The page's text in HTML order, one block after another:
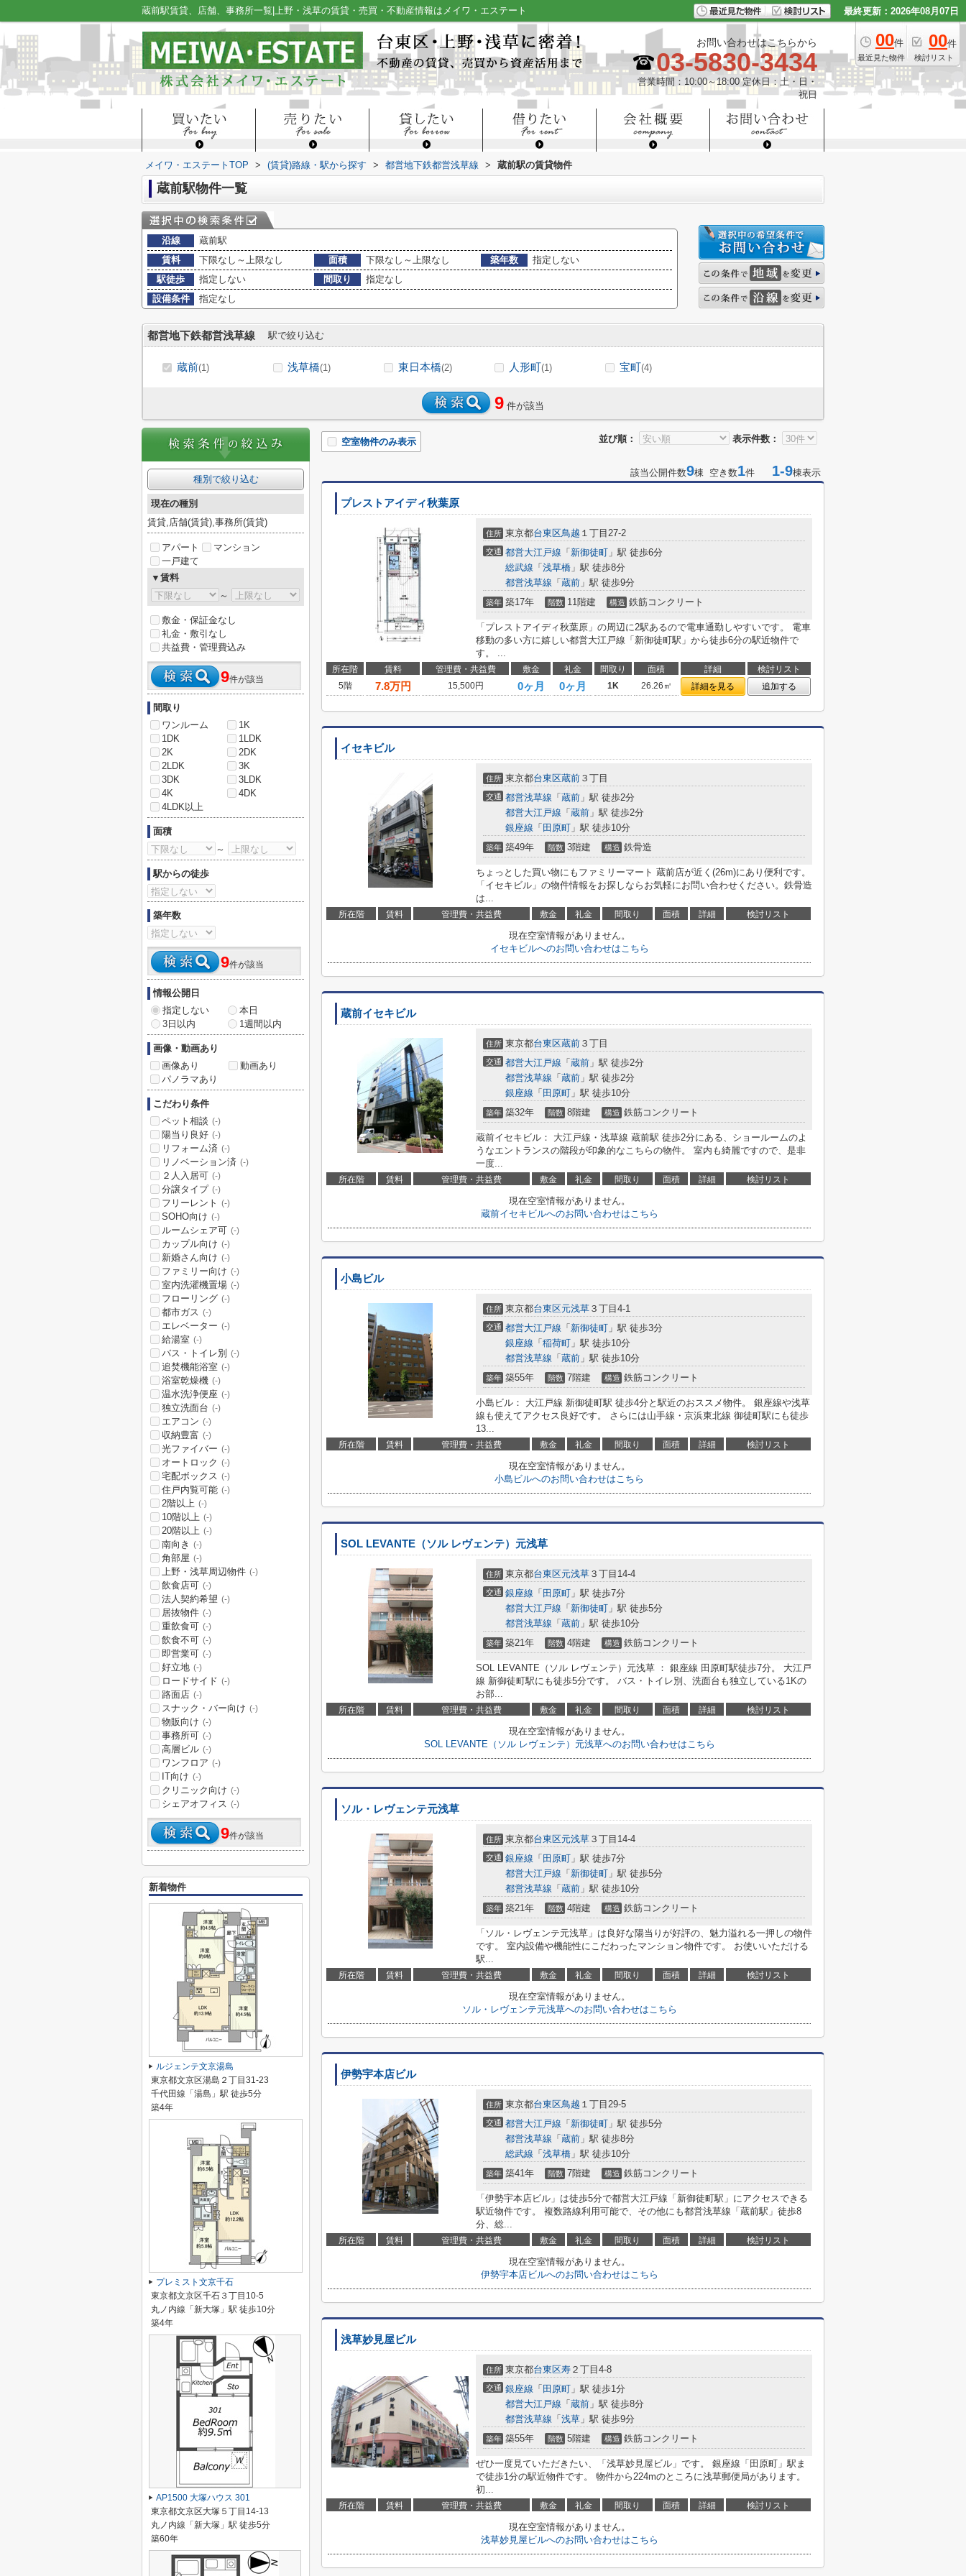
蔵前駅賃貸、店舗、事務所一覧|上野・浅草の賃貸・売買・不動産情報はメイワ・エステート 最終更新：2026年08月07日
00件
最近見た物件
00件
検討リスト
お問い合わせはこちらから
03-5830-3434
営業時間：10:00～18:00 定休日：土・日・
祝日
メイワ・エステートTOP > (賃貸)路線・駅から探す > 都営地下鉄都営浅草線 > 蔵前駅の賃貸物件
蔵前駅物件一覧
沿線
蔵前駅
賃料
下限なし～上限なし 面積 下限なし～上限なし 築年数
指定しない
駅徒歩
指定しない 間取り
指定なし
設備条件
指定なし
都営地下鉄都営浅草線 駅で絞り込む
蔵前(1) 浅草橋(1) 東日本橋(2) 人形町(1) 宝町(4)
9 件が該当
並び順： 表示件数：
空室物件のみ表示
該当公開件数9棟 空き数1件 1-9棟表示
プレストアイディ秋葉原
住所 東京都台東区鳥越 １丁目27-2
交通 都営大江戸線 「 新御徒町 」駅 徒歩6分
総武線 「 浅草橋 」駅 徒歩8分
都営浅草線 「 蔵前 」駅 徒歩9分
築年 築17年 階数 11階建 構造 鉄筋コンクリート
「プレストアイディ秋葉原」の周辺に2駅あるので電車通勤しやすいです。 電車
移動の多い方に嬉しい都営大江戸線「新御徒町駅」から徒歩6分の駅近物件で
す。 ...
所在階 賃料 管理費・共益費 敷金 礼金 間取り 面積 詳細
検討リスト
5階
7.8万円 15,500円 0ヶ月 0ヶ月 1K 26.26㎡ 詳細を見る 追加する
イセキビル
住所 東京都台東区蔵前 ３丁目
交通 都営浅草線 「 蔵前 」駅 徒歩2分
都営大江戸線 「 蔵前 」駅 徒歩2分
銀座線 「 田原町 」駅 徒歩10分
築年 築49年 階数 3階建 構造 鉄骨造
ちょっとした買い物にもファミリーマート 蔵前店が近く(26m)にあり便利です。
「イセキビル」の物件情報をお探しならお気軽にお問い合わせください。鉄骨造
は...
所在階 賃料 管理費・共益費 敷金 礼金 間取り 面積 詳細 検討リスト
現在空室情報がありません。
イセキビルへのお問い合わせはこちら
蔵前イセキビル
住所 東京都台東区蔵前 ３丁目
交通 都営大江戸線 「 蔵前 」駅 徒歩2分
都営浅草線 「 蔵前 」駅 徒歩2分
銀座線 「 田原町 」駅 徒歩10分
築年 築32年 階数 8階建 構造 鉄筋コンクリート
蔵前イセキビル： 大江戸線・浅草線 蔵前駅 徒歩2分にある、ショールームのよ
うなエントランスの階段が印象的なこちらの物件。 室内も綺麗ですので、是非
一度...
所在階 賃料 管理費・共益費 敷金 礼金 間取り 面積 詳細 検討リスト
現在空室情報がありません。
蔵前イセキビルへのお問い合わせはこちら
小島ビル
住所 東京都台東区元浅草 ３丁目4-1
交通 都営大江戸線 「 新御徒町 」駅 徒歩3分
銀座線 「 稲荷町 」駅 徒歩10分
都営浅草線 「 蔵前 」駅 徒歩10分
築年 築55年 階数 7階建 構造 鉄筋コンクリート
小島ビル： 大江戸線 新御徒町駅 徒歩4分と駅近のおススメ物件。 銀座線や浅草
線も使えてアクセス良好です。 さらには山手線・京浜東北線 御徒町駅にも徒歩
13...
所在階 賃料 管理費・共益費 敷金 礼金 間取り 面積 詳細 検討リスト
現在空室情報がありません。
小島ビルへのお問い合わせはこちら
SOL LEVANTE（ソル レヴェンテ）元浅草
住所 東京都台東区元浅草 ３丁目14-4
交通 銀座線 「 田原町 」駅 徒歩7分
都営大江戸線 「 新御徒町 」駅 徒歩5分
都営浅草線 「 蔵前 」駅 徒歩10分
築年 築21年 階数 4階建 構造 鉄筋コンクリート
SOL LEVANTE（ソル レヴェンテ）元浅草 ： 銀座線 田原町駅徒歩7分。 大江戸
線 新御徒町駅にも徒歩5分です。 バス・トイレ別、洗面台も独立している1Kの
お部...
所在階 賃料 管理費・共益費 敷金 礼金 間取り 面積 詳細 検討リスト
現在空室情報がありません。
SOL LEVANTE（ソル レヴェンテ）元浅草へのお問い合わせはこちら
ソル・レヴェンテ元浅草
住所 東京都台東区元浅草 ３丁目14-4
交通 銀座線 「 田原町 」駅 徒歩7分
都営大江戸線 「 新御徒町 」駅 徒歩5分
都営浅草線 「 蔵前 」駅 徒歩10分
築年 築21年 階数 4階建 構造 鉄筋コンクリート
「ソル・レヴェンテ元浅草」は良好な陽当りが好評の、魅力溢れる一押しの物件
です。 室内設備や機能性にこだわったマンション物件です。 お使いいただける
駅...
所在階 賃料 管理費・共益費 敷金 礼金 間取り 面積 詳細 検討リスト
現在空室情報がありません。
ソル・レヴェンテ元浅草へのお問い合わせはこちら
伊勢宇本店ビル
住所 東京都台東区鳥越 １丁目29-5
交通 都営大江戸線 「 新御徒町 」駅 徒歩5分
都営浅草線 「 蔵前 」駅 徒歩8分
総武線 「 浅草橋 」駅 徒歩10分
築年 築41年 階数 7階建 構造 鉄筋コンクリート
「伊勢宇本店ビル」は徒歩5分で都営大江戸線「新御徒町駅」にアクセスできる
駅近物件です。 複数路線利用可能で、その他にも都営浅草線「蔵前駅」徒歩8
分、総...
所在階 賃料 管理費・共益費 敷金 礼金 間取り 面積 詳細 検討リスト
現在空室情報がありません。
伊勢宇本店ビルへのお問い合わせはこちら
浅草妙見屋ビル
住所 東京都台東区寿 ２丁目4-8
交通 銀座線 「 田原町 」駅 徒歩1分
都営大江戸線 「 蔵前 」駅 徒歩8分
都営浅草線 「 浅草 」駅 徒歩9分
築年 築55年 階数 5階建 構造 鉄筋コンクリート
ぜひ一度見ていただきたい、「浅草妙見屋ビル」です。 銀座線「田原町」駅ま
で徒歩1分の駅近物件です。 物件から224mのところに浅草郵便局があります。
初...
所在階 賃料 管理費・共益費 敷金 礼金 間取り 面積 詳細 検討リスト
現在空室情報がありません。
浅草妙見屋ビルへのお問い合わせはこちら
種別で絞り込む
現在の種別
賃貸,店舗(賃貸),事務所(賃貸)
アパート
マンション
一戸建て
▼賃料
～
敷金・保証金なし
礼金・敷引なし
共益費・管理費込み
9件が該当
間取り
ワンルーム
1K
1DK
1LDK
2K
2DK
2LDK
3K
3DK
3LDK
4K
4DK
4LDK以上
面積
～
駅からの徒歩
築年数
9件が該当
情報公開日
指定しない
本日
3日以内
1週間以内
画像・動画あり
画像あり
動画あり
パノラマあり
こだわり条件
ペット相談 (-)
陽当り良好 (-)
リフォーム済 (-)
リノベーション済 (-)
２人入居可 (-)
分譲タイプ (-)
フリーレント (-)
SOHO向け (-)
ルームシェア可 (-)
カップル向け (-)
新婚さん向け (-)
ファミリー向け (-)
室内洗濯機置場 (-)
フローリング (-)
都市ガス (-)
エレベーター (-)
給湯室 (-)
バス・トイレ別 (-)
追焚機能浴室 (-)
浴室乾燥機 (-)
温水洗浄便座 (-)
独立洗面台 (-)
エアコン (-)
収納豊富 (-)
光ファイバー (-)
オートロック (-)
宅配ボックス (-)
住戸内覧可能 (-)
2階以上 (-)
10階以上 (-)
20階以上 (-)
南向き (-)
角部屋 (-)
上野・浅草周辺物件 (-)
飲食店可 (-)
法人契約希望 (-)
居抜物件 (-)
重飲食可 (-)
飲食不可 (-)
即営業可 (-)
好立地 (-)
ロードサイド (-)
路面店 (-)
スナック・バー向け (-)
物販向け (-)
事務所可 (-)
高層ビル (-)
ワンフロア (-)
IT向け (-)
クリニック向け (-)
シェアオフィス (-)
9件が該当
新着物件
ルジェンテ文京湯島
東京都文京区湯島２丁目31-23
千代田線「湯島」駅 徒歩5分
築4年
プレミスト文京千石
東京都文京区千石３丁目10-5
丸ノ内線「新大塚」駅 徒歩10分
築4年
AP1500 大塚ハウス 301
東京都文京区大塚５丁目14-13
丸ノ内線「新大塚」駅 徒歩5分
築60年